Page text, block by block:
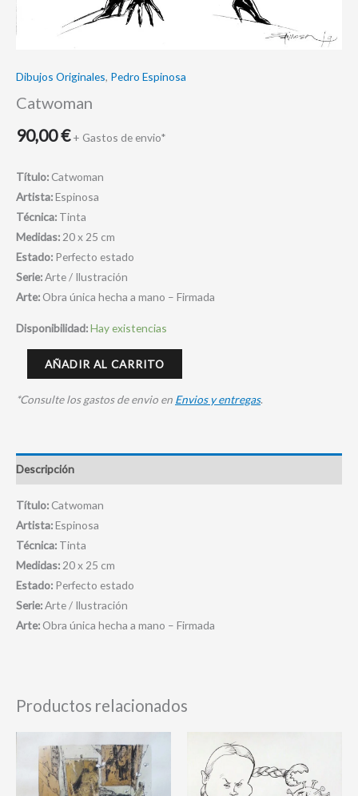
Dibujos Originales, Pedro Espinosa
Catwoman
90,00€ + Gastos de envio*
Título: Catwoman
Artista:Espinosa
Técnica: Tinta
Medidas: 20 x 25 cm
Estado: Perfecto estado
Serie:Arte / Ilustración
Arte: Obra única hecha a mano – Firmada
Disponibilidad:Hay existencias
AÑADIR AL CARRITO
*Consulte los gastos de envio en Envios y entregas.
Descripción
Título: Catwoman
Artista:Espinosa
Técnica: Tinta
Medidas: 20 x 25 cm
Estado: Perfecto estado
Serie:Arte / Ilustración
Arte: Obra única hecha a mano – Firmada
Productos relacionados